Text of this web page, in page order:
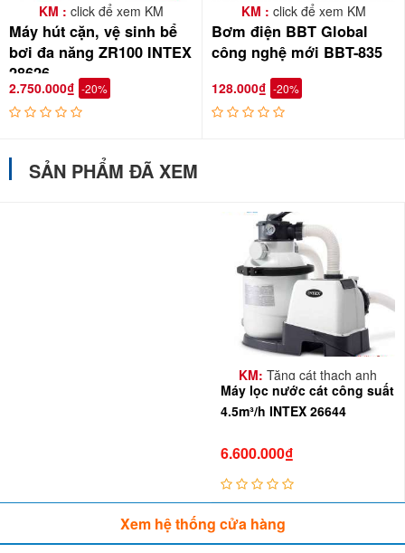
KM : click để xem KM
Máy hút cặn, vệ sinh bể
bơi đa năng ZR100 INTEX
28626
2.750.000₫ -20%
KM : click để xem KM
Bơm điện BBT Global
công nghệ mới BBT-835
128.000₫ -20%
SẢN PHẨM ĐÃ XEM
KM: Tặng cát thạch anh
Máy lọc nước cát công suất
4.5m³/h INTEX 26644
6.600.000₫
Xem hệ thống cửa hàng